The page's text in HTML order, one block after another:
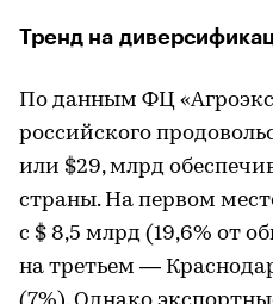
Тренд на
По данным ФЦ
российского
или $29, млрд
страны. На первом
с $ 8,5 млрд (19,6% от
на третьем —